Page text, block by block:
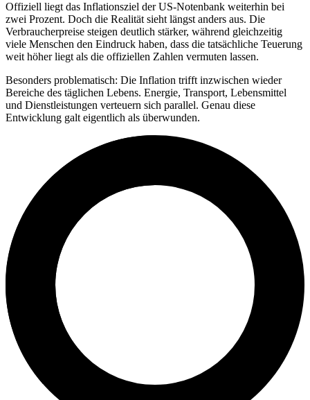
Offiziell liegt das Inflationsziel der US-Notenbank weiterhin bei
zwei Prozent. Doch die Realität sieht längst anders aus. Die
Verbraucherpreise steigen deutlich stärker, während gleichzeitig
viele Menschen den Eindruck haben, dass die tatsächliche Teuerung
weit höher liegt als die offiziellen Zahlen vermuten lassen.
Besonders problematisch: Die Inflation trifft inzwischen wieder
Bereiche des täglichen Lebens. Energie, Transport, Lebensmittel
und Dienstleistungen verteuern sich parallel. Genau diese
Entwicklung galt eigentlich als überwunden.